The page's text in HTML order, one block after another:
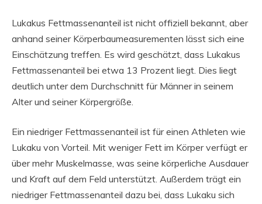
Lukakus Fettmassenanteil ist nicht offiziell bekannt, aber
anhand seiner Körperbaumeasurementen lässt sich eine
Einschätzung treffen. Es wird geschätzt, dass Lukakus
Fettmassenanteil bei etwa 13 Prozent liegt. Dies liegt
deutlich unter dem Durchschnitt für Männer in seinem
Alter und seiner Körpergröße.
Ein niedriger Fettmassenanteil ist für einen Athleten wie
Lukaku von Vorteil. Mit weniger Fett im Körper verfügt er
über mehr Muskelmasse, was seine körperliche Ausdauer
und Kraft auf dem Feld unterstützt. Außerdem trägt ein
niedriger Fettmassenanteil dazu bei, dass Lukaku sich